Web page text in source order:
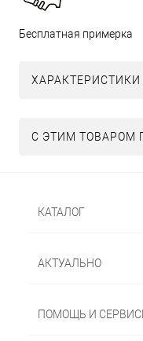
Бесплатная примерка
ХАРАКТЕРИСТИКИ
С ЭТИМ ТОВАРОМ
КАТАЛОГ
АКТУАЛЬНО
ПОМОЩЬ И